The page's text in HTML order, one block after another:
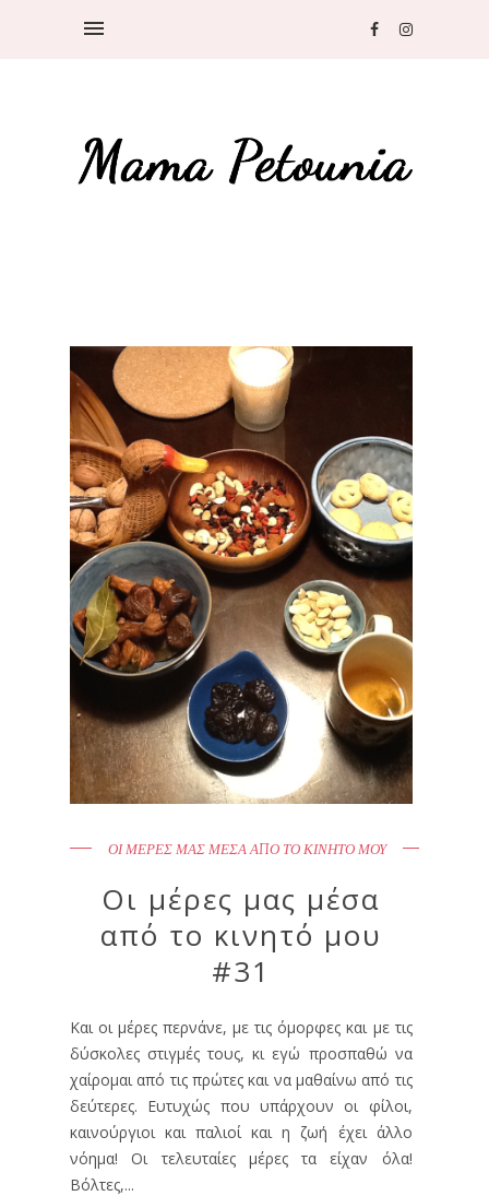
ΟΙ ΜΕΡΕΣ ΜΑΣ ΜΕΣΑ ΑΠΟ ΤΟ ΚΙΝΗΤΟ ΜΟΥ
Οι μέρες μας μέσα
από το κινητό μου
#31
Και οι μέρες περνάνε, με τις όμορφες και με τις
δύσκολες στιγμές τους, κι εγώ προσπαθώ να
χαίρομαι από τις πρώτες και να μαθαίνω από τις
δεύτερες. Ευτυχώς που υπάρχουν οι φίλοι,
καινούργιοι και παλιοί και η ζωή έχει άλλο
νόημα! Οι τελευταίες μέρες τα είχαν όλα!
Βόλτες,...